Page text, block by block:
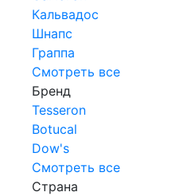
Кальвадос
Шнапс
Граппа
Смотреть все
Бренд
Tesseron
Botucal
Dow's
Смотреть все
Страна